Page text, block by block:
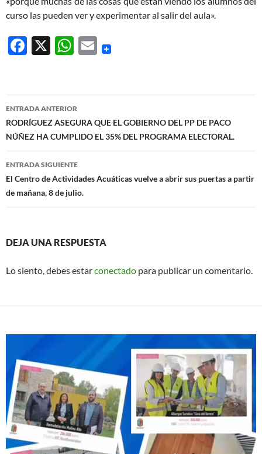
curso las pueden ver y experimentar al salir del aula».
F
b
o
o
k
X
W
s
A
p
p
E
Navegación
de
entradas
ENTRADA ANTERIOR
RODRÍGUEZ ASEGURA QUE EL GOBIERNO DEL PP DE PACO
NÚÑEZ HA CUMPLIDO EL 35% DEL PROGRAMA ELECTORAL.
ENTRADA SIGUIENTE
El Centro de Actividades Acuáticas vuelve a abrir sus puertas a partir
de mañana, 8 de julio.
DEJA UNA RESPUESTA
Lo siento, debes estarconectado para publicar un comentario.